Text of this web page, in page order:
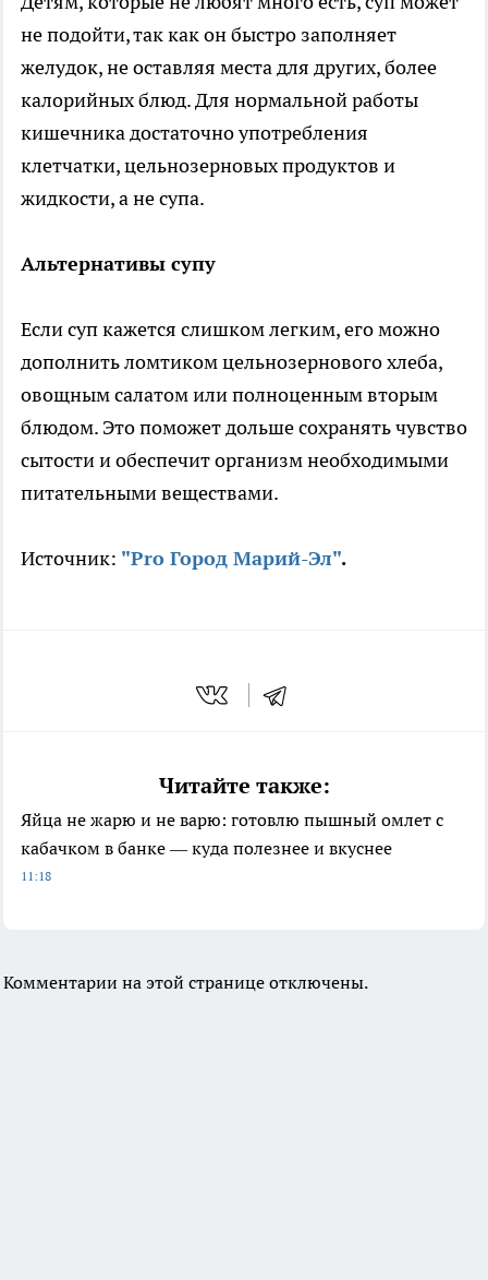
не подойти, так как он быстро заполняет
желудок, не оставляя места для других, более
калорийных блюд. Для нормальной работы
кишечника достаточно употребления
клетчатки, цельнозерновых продуктов и
жидкости, а не супа.
Альтернативы супу
Если суп кажется слишком легким, его можно
дополнить ломтиком цельнозернового хлеба,
овощным салатом или полноценным вторым
блюдом. Это поможет дольше сохранять чувство
сытости и обеспечит организм необходимыми
питательными веществами.
Источник: "Pro Город Марий-Эл".
Читайте также:
Яйца не жарю и не варю: готовлю пышный омлет с
кабачком в банке — куда полезнее и вкуснее
11:18
Комментарии на этой странице отключены.